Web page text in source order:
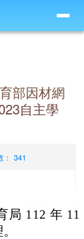
部因材網
自主學
： 341
局 112 年